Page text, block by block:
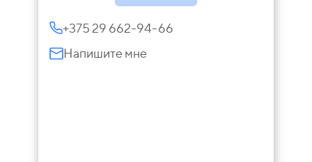
+375 29 662-94-66
Напишите мне